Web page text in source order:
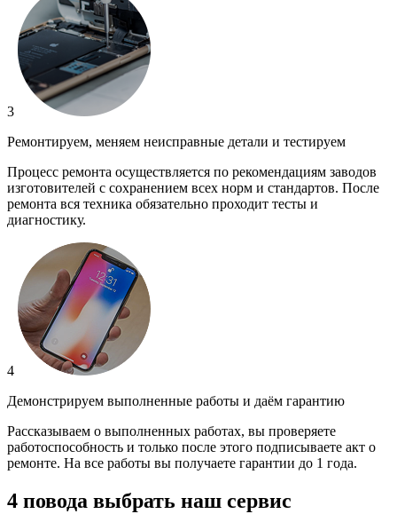
3
Ремонтируем, меняем неисправные детали и тестируем
Процесс ремонта осуществляется по рекомендациям заводов
изготовителей с сохранением всех норм и стандартов. После
ремонта вся техника обязательно проходит тесты и
диагностику.
4
Демонстрируем выполненные работы и даём гарантию
Рассказываем о выполненных работах, вы проверяете
работоспособность и только после этого подписываете акт о
ремонте. На все работы вы получаете гарантии до 1 года.
4 повода выбрать наш сервис